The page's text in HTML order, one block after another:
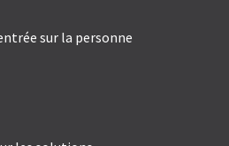
sur la personne